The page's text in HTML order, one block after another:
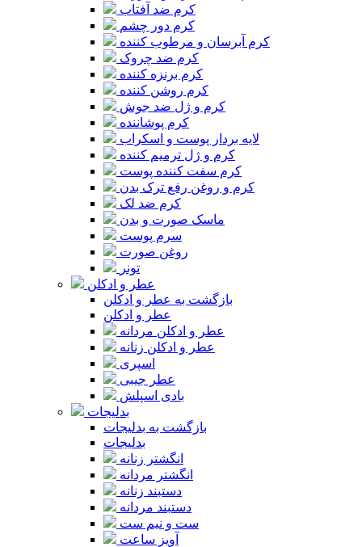
کرم ضد آفتاب
کرم دور چشم
کرم آبرسان و مرطوب کننده
کرم ضد چروک
کرم برنزه کننده
کرم روشن کننده
کرم و ژل ضد جوش
کرم پوشاننده
لایه بردار پوست و اسکراب
کرم و ژل ترمیم کننده
کرم سفت کننده پوست
کرم و روغن رفع ترک بدن
کرم ضد لک
ماسک صورت و بدن
سرم پوست
روغن صورت
تونر
عطر و ادکلن
بازگشت به عطر و ادکلن
عطر و ادکلن
عطر و ادکلن مردانه
عطر و ادکلن زنانه
اسپری
عطر جیبی
بادی اسپلش
بدلیجات
بازگشت به بدلیجات
بدلیجات
انگشتر زنانه
انگشتر مردانه
دستبند زنانه
دستبند مردانه
ست و نیم ست
آویز ساعت